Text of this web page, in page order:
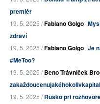
premiér
19. 5. 2025 /Fabiano Golgo
zdraví
19. 5. 2025 /Fabiano Golgo Je
#MeToo?
19. 5. 2025 /Beno Trávníček
19. 5. 2025 /Rusko při